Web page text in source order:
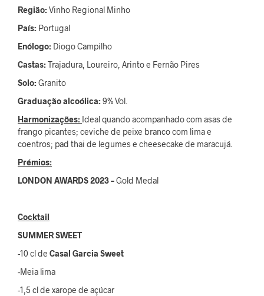
Região:Vinho Regional Minho
País: Portugal
Enólogo: Diogo Campilho
Castas:Trajadura, Loureiro, Arinto e Fernão Pires
Solo:Granito
Graduação alcoólica:9% Vol.
Harmonizações: Ideal quando acompanhado com asas de
frango picantes; ceviche de peixe branco com lima e
coentros; pad thai de legumes e cheesecake de maracujá.
Prémios:
LONDON AWARDS2023 –Gold Medal
Cocktail
SUMMER SWEET
-10 cl de Casal Garcia Sweet
-Meia lima
-1,5 cl de xarope de açúcar